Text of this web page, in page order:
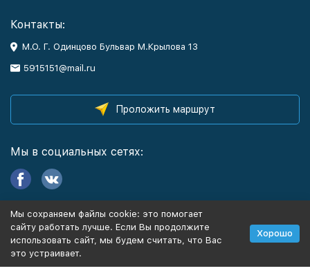
Контакты:
М.О. Г. Одинцово Бульвар М.Крылова 13
5915151@mail.ru
Проложить маршрут
Мы в социальных сетях:
Информация
Политика персональных данных
Мы сохраняем файлы cookie: это помогает
сайту работать лучше. Если Вы продолжите
использовать сайт, мы будем считать, что Вас
это устраивает.
Хорошо